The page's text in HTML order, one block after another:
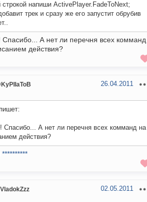
напиши ActivePlayer.FadeToNext;
трек и сразу же его запустит обрубив
Спасибо... А нет ли перечня всех комманд
действия?
26.04.2011
пишет:
Спасибо... А нет ли перечня всех комманд на
действия?
**********
02.05.2011